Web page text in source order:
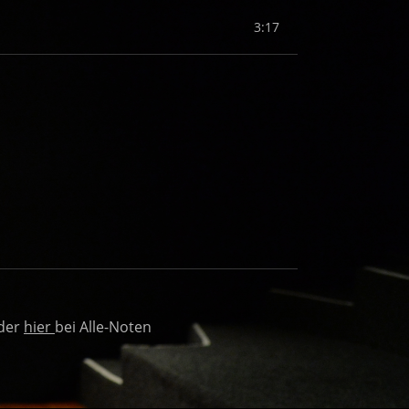
3:17
hier bei Alle-Noten